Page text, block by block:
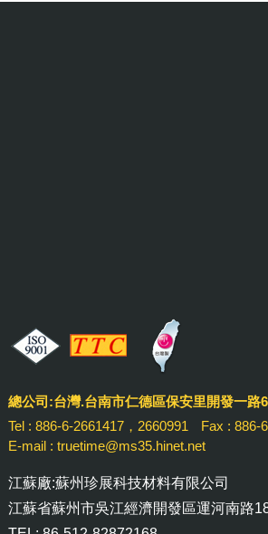
總公司:台灣.台南市仁德區保安里開發一路
Tel : 886-6-2661417，2660991
Fax : 886-
E-mail : truetime@ms35.hinet.net
江蘇廠:蘇州珍展科技材料有限公司
江蘇省蘇州市吳江經濟開發區運河南路